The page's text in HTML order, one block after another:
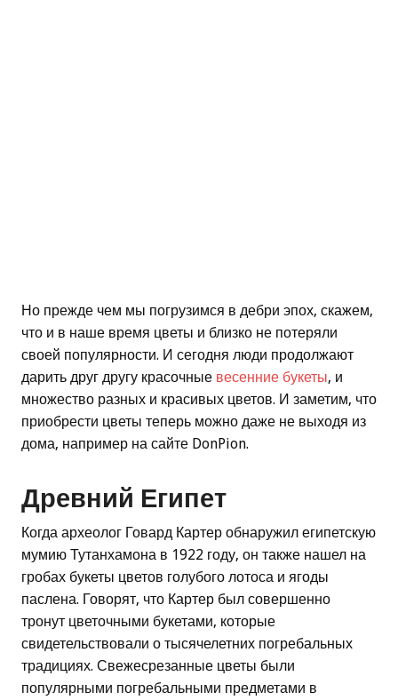
Но прежде чем мы погрузимся в дебри эпох, скажем,
что и в наше время цветы и близко не потеряли
своей популярности. И сегодня люди продолжают
дарить друг другу красочные весенние букеты, и
множество разных и красивых цветов. И заметим, что
приобрести цветы теперь можно даже не выходя из
дома, например на сайте DonPion.
Древний Египет
Когда археолог Говард Картер обнаружил египетскую
мумию Тутанхамона в 1922 году, он также нашел на
гробах букеты цветов голубого лотоса и ягоды
паслена. Говорят, что Картер был совершенно
тронут цветочными букетами, которые
свидетельствовали о тысячелетних погребальных
традициях. Свежесрезанные цветы были
популярными погребальными предметами в